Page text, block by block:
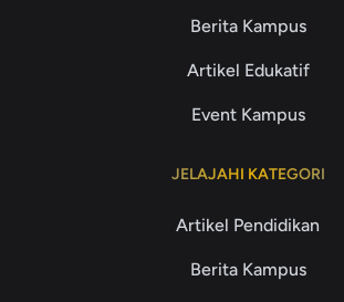
Berita Kampus
Artikel Edukatif
Event Kampus
JELAJAHI KATEGORI
Artikel Pendidikan
Berita Kampus